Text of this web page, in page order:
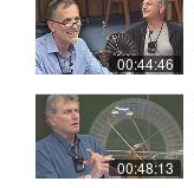
00:44:46
00:48:13